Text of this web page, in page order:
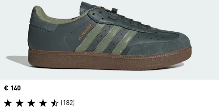
Price
€ 140
(182)